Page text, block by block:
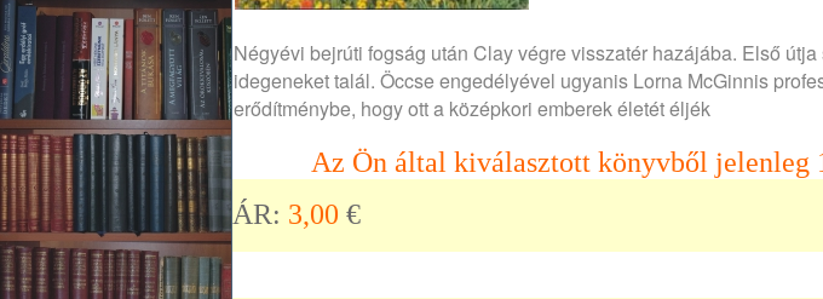
Négyévi bejrúti fogság után Clay végre visszatér hazájába. Első
idegeneket talál. Öccse engedélyével ugyanis Lorna McGinnis
erődítménybe, hogy ott a középkori emberek életét éljék
Az Ön által kiválasztott könyvből jelenleg
ÁR: 3,00 €